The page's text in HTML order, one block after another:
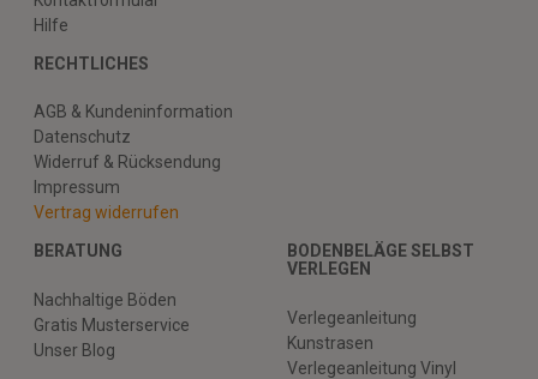
Hilfe
RECHTLICHES
AGB & Kundeninformation
Datenschutz
Widerruf & Rücksendung
Impressum
Vertrag widerrufen
BERATUNG
Nachhaltige Böden
Gratis Musterservice
Unser Blog
BODENBELÄGE SELBST
VERLEGEN
Verlegeanleitung
Kunstrasen
Verlegeanleitung Vinyl